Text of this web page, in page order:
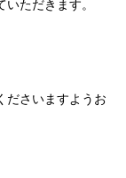
ただきます。
ださいますようお